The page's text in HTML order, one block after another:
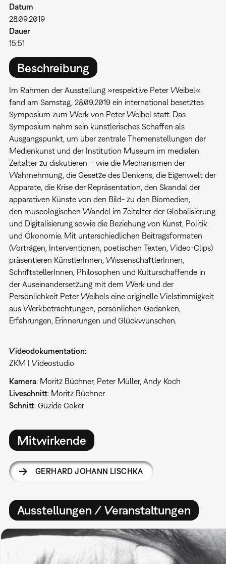
Datum
28.09.2019
Dauer
15:51
Beschreibung
Im Rahmen der Ausstellung »respektive Peter Weibel«
fand am Samstag, 28.09.2019 ein international besetztes
Symposium zum Werk von Peter Weibel statt. Das
Symposium nahm sein künstlerisches Schaffen als
Ausgangspunkt, um über zentrale Themenstellungen der
Medienkunst und der Institution Museum im medialen
Zeitalter zu diskutieren – wie die Mechanismen der
Wahrnehmung, die Gesetze des Denkens, die Eigenwelt der
Apparate, die Krise der Repräsentation, den Skandal der
apparativen Künste von den Bild- zu den Biomedien,
den museologischen Wandel im Zeitalter der Globalisierung
und Digitalisierung sowie die Beziehung von Kunst, Politik
und Ökonomie. Mit unterschiedlichen Beitragsformaten
(Vorträgen, Interventionen, poetischen Texten, Video-Clips)
präsentieren KünstlerInnen, WissenschaftlerInnen,
SchriftstellerInnen, Philosophen und Kulturschaffende in
der Auseinandersetzung mit dem Werk und der
Persönlichkeit Peter Weibels eine originelle Vielstimmigkeit
aus Werkbetrachtungen, persönlichen Gedanken,
Erfahrungen, Erinnerungen und Glückwünschen.
Videodokumentation:
ZKM | Videostudio
Kamera: Moritz Büchner, Peter Müller, Andy Koch
Liveschnitt: Moritz Büchner
Schnitt: Güzide Coker
Mitwirkende
GERHARD JOHANN LISCHKA
Ausstellungen / Veranstaltungen